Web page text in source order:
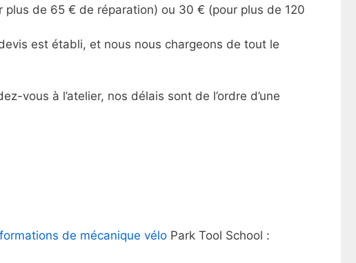
de 65 € de réparation) ou 30 € (pour plus de 120
est établi, et nous nous chargeons de tout le
vous à l’atelier, nos délais sont de l’ordre d’une
formations de mécanique vélo Park Tool School : ​